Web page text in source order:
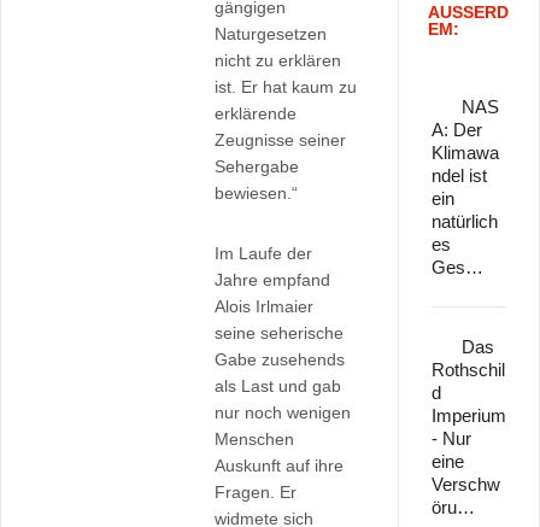
gängigen
Naturgesetzen
nicht zu erklären
ist. Er hat kaum zu
erklärende
Zeugnisse seiner
Sehergabe
bewiesen.“
Im Laufe der
Jahre empfand
Alois Irlmaier
seine seherische
Gabe zusehends
als Last und gab
nur noch wenigen
Menschen
Auskunft auf ihre
Fragen. Er
widmete sich
AUSSERD
EM:
NAS
A: Der
Klimawa
ndel ist
ein
natürlich
es
Ges…
Das
Rothschil
d
Imperium
- Nur
eine
Verschw
öru…